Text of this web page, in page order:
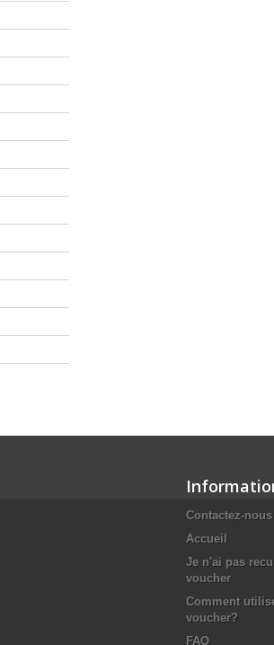
Contactez-nous
Accueil
Je n'ai pas
voucher
Comment
voucher?
FAQ